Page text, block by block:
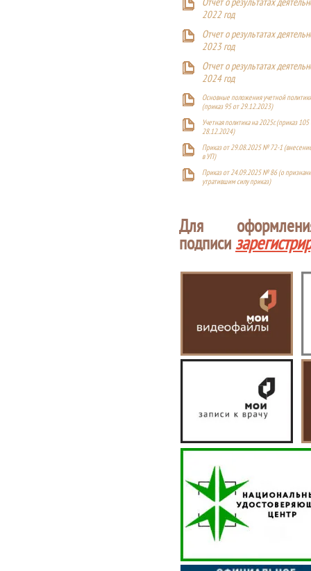
Отчет о результатах
2022 год
Отчет о результатах
2023 год
Отчет о результатах
2024 год
Основные положения учетной
(приказ 95 от 29.12.2023)
Учетная политика на 2025г. (приказ 105
28.12.2024)
Приказ от 29.08.2025 № 72-1
в УП)
Приказ от 24.09.2025 № 86 (о
утратившим силу приказ)
Для
подписи